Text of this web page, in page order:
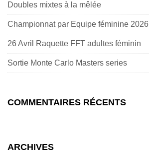
Doubles mixtes à la mêlée
Championnat par Equipe féminine 2026
26 Avril Raquette FFT adultes féminin
Sortie Monte Carlo Masters series
COMMENTAIRES RÉCENTS
ARCHIVES